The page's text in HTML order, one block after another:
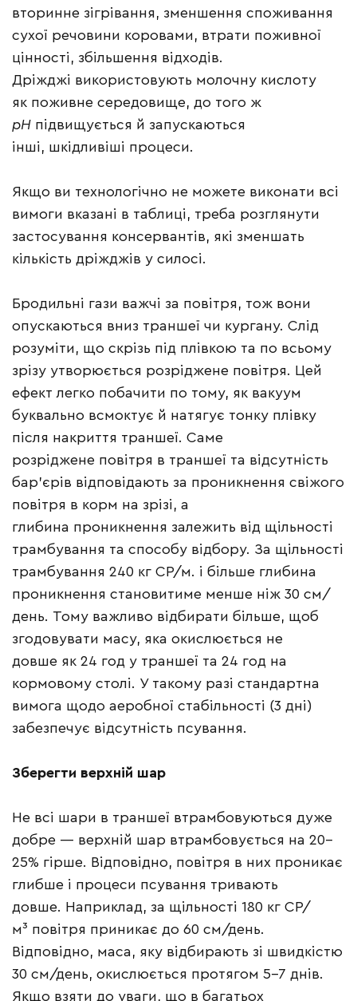
вторинне зігрівання, зменшення споживання
сухої речовини коровами, втрати поживної
цінності, збільшення відходів.
Дріжджі використовують молочну кислоту
як поживне середовище, до того ж
рН підвищується й запускаються
інші, шкідливіші процеси.
Якщо ви технологічно не можете виконати всі
вимоги вказані в таблиці, треба розглянути
застосування консервантів, які зменшать
кількість дріжджів у силосі.
Бродильні гази важчі за повітря, тож вони
опускаються вниз траншеї чи кургану. Слід
розуміти, що скрізь під плівкою та по всьому
зрізу утворюється розріджене повітря. Цей
ефект легко побачити по тому, як вакуум
буквально всмоктує й натягує тонку плівку
після накриття траншеї. Саме
розріджене повітря в траншеї та відсутність
бар’єрів відповідають за проникнення свіжого
повітря в корм на зрізі, а
глибина проникнення залежить від щільності
трамбування та способу відбору. За щільності
трамбування 240 кг СР/м. і більше глибина
проникнення становитиме менше ніж 30 см/
день. Тому важливо відбирати більше, щоб
згодовувати масу, яка окислюється не
довше як 24 год у траншеї та 24 год на
кормовому столі. У такому разі стандартна
вимога щодо аеробної стабільності (3 дні)
забезпечує відсутність псування.
Зберегти верхній шар
Не всі шари в траншеї втрамбовуються дуже
добре — верхній шар втрамбовується на 20–
25% гірше. Відповідно, повітря в них проникає
глибше і процеси псування тривають
довше. Наприклад, за щільності 180 кг СР/
м³ повітря приникає до 60 см/день.
Відповідно, маса, яку відбирають зі швидкістю
30 см/день, окислюється протягом 5–7 днів.
Якщо взяти до уваги, що в багатьох